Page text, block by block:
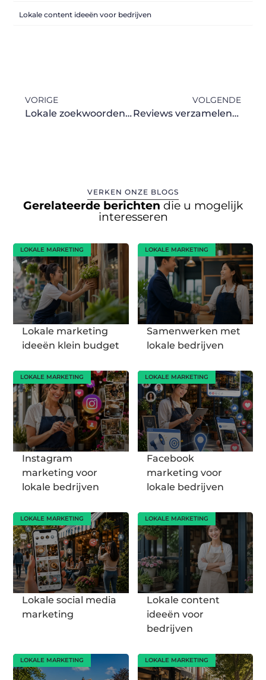
Lokale content ideeën voor bedrijven
VORIGE
Lokale zoekwoorden vinden
VOLGENDE
Reviews verzamelen voor je bedrijf
VERKEN ONZE BLOGS
Gerelateerde berichten die u mogelijk
interesseren
LOKALE MARKETING
Lokale marketing
ideeën klein budget
LOKALE MARKETING
Samenwerken met
lokale bedrijven
LOKALE MARKETING
Instagram
marketing voor
lokale bedrijven
LOKALE MARKETING
Facebook
marketing voor
lokale bedrijven
LOKALE MARKETING
Lokale social media
marketing
LOKALE MARKETING
Lokale content
ideeën voor
bedrijven
LOKALE MARKETING LOKALE MARKETING